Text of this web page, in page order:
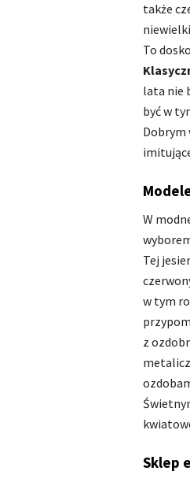
także
To
lata nie
być w
Dobrym
W
Tej
w tym
z
Sklep